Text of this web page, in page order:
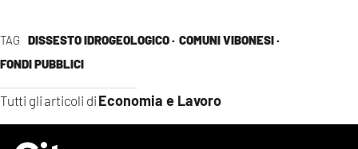
TAG DISSESTO IDROGEOLOGICO · COMUNI VIBONESI ·
FONDI PUBBLICI
Tutti gli articoli di Economia e Lavoro